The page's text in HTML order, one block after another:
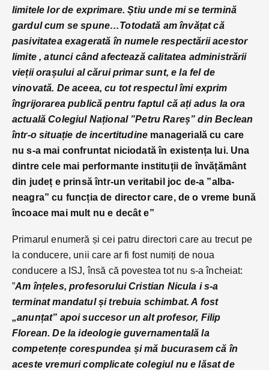
limitele lor de exprimare. Știu unde mi se termină
gardul cum se spune…Totodată am învățat că
pasivitatea exagerată în numele respectării acestor
limite , atunci când afectează calitatea administrării
vieții orașului al cărui primar sunt, e la fel de
vinovată. De aceea, cu tot respectul îmi exprim
îngrijorarea publică pentru faptul că ați adus la ora
actuală Colegiul Național ”Petru Rareș” din Beclean
într-o situație de incertitudine managerială cu care
nu s-a mai confruntat niciodată în existența lui. Una
dintre cele mai performante instituții de învățământ
din județ e prinsă într-un veritabil joc de-a ”alba-
neagra” cu funcția de director care, de o vreme bună
încoace mai mult nu e decât e”
Primarul enumeră și cei patru directori care au trecut pe
la conducere, unii care ar fi fost numiți de noua
conducere a ISJ, însă că povestea tot nu s-a încheiat:
”Am înțeles, profesorului Cristian Nicula i s-a
terminat mandatul și trebuia schimbat. A fost
„anunțat” apoi succesor un alt profesor, Filip
Florean. De la ideologie guvernamentală la
competențe corespundea și mă bucurasem că în
aceste vremuri complicate colegiul nu e lăsat de